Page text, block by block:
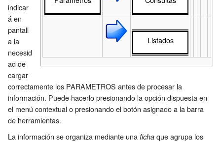
Listados
indicar
á en
pantall
a la
necesid
ad de
cargar
correctamente los PARAMETROS antes de procesar la
información. Puede hacerlo presionando la opción dispuesta en
el menú contextual o presionando el botón asignado a la barra
de herramientas.
La información se organiza mediante una ficha que agrupa los